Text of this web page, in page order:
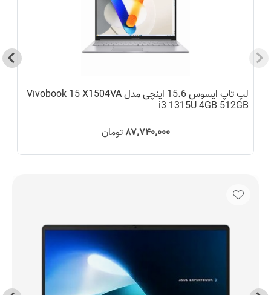
لپ تاپ ایسوس 15.6 اینچی مدل Vivobook 15 X1504VA
i3 1315U 4GB 512GB
۸۷٬۷۴۰٬۰۰۰
تومان